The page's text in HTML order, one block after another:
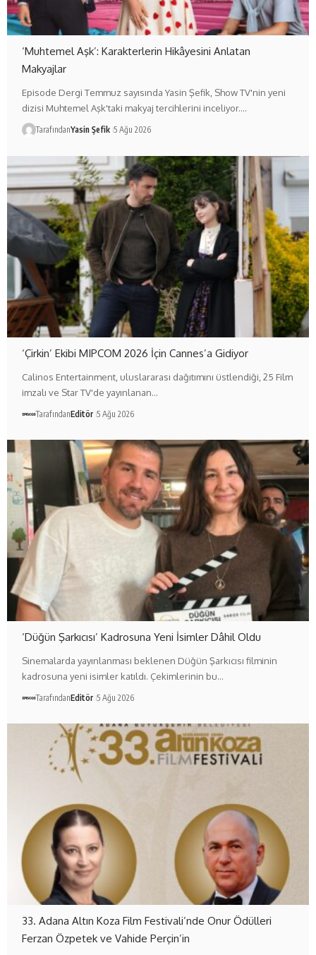
‘Muhtemel Aşk’: Karakterlerin Hikâyesini Anlatan
Makyajlar
Episode Dergi Temmuz sayısında Yasin Şefik, Show TV'nin yeni
dizisi Muhtemel Aşk'taki makyaj tercihlerini inceliyor.…
TarafındanYasin Şefik 5 Ağu 2026
‘Çirkin’ Ekibi MIPCOM 2026 İçin Cannes’a Gidiyor
Calinos Entertainment, uluslararası dağıtımını üstlendiği, 25 Film
imzalı ve Star TV'de yayınlanan…
TarafındanEditör 5 Ağu 2026
‘Düğün Şarkıcısı’ Kadrosuna Yeni İsimler Dâhil Oldu
Sinemalarda yayınlanması beklenen Düğün Şarkıcısı filminin
kadrosuna yeni isimler katıldı. Çekimlerinin bu…
TarafındanEditör 5 Ağu 2026
33. Adana Altın Koza Film Festivali’nde Onur Ödülleri
Ferzan Özpetek ve Vahide Perçin’in